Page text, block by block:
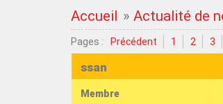
Accueil »Actualité de
Pages : Précédent 1 2 3
ssan
Membre